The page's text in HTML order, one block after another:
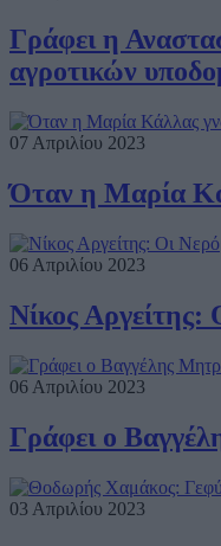
Γράφει η
αγροτικών
07 Απριλίου 2023
Όταν η Μαρία
06 Απριλίου 2023
Νίκος
06 Απριλίου 2023
Γράφει ο
03 Απριλίου 2023